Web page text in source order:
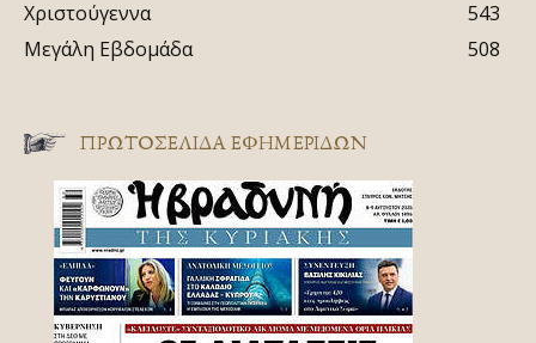
Χριστούγεννα
543
Μεγάλη Εβδομάδα
508
ΠΡΩΤΟΣΈΛΙΔΑ ΕΦΗΜΕΡΊΔΩΝ